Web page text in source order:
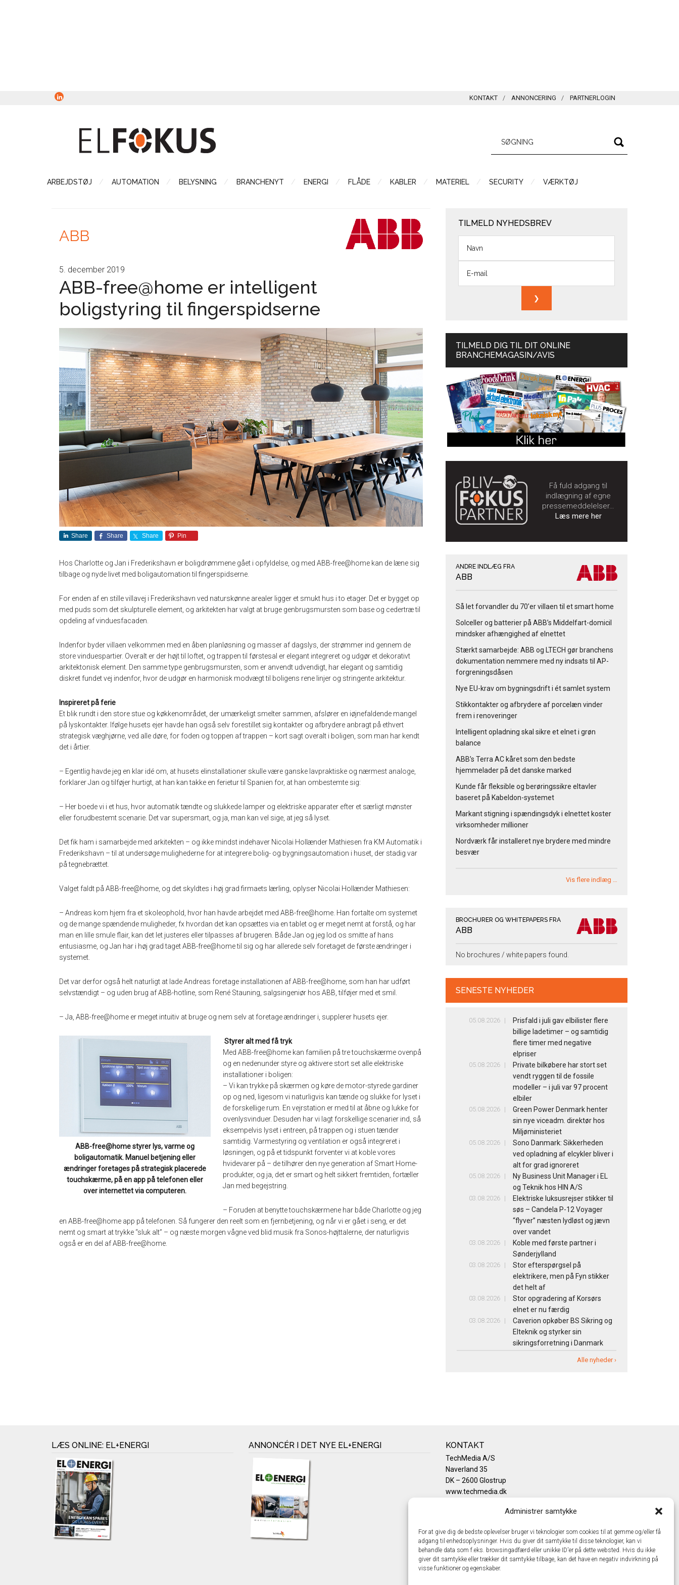
Administrer samtykke
For at give dig de bedste oplevelser bruger vi teknologier som cookies til at gemme og/eller få
adgang til enhedsoplysninger. Hvis du giver dit samtykke til disse teknologier, kan vi
behandle data som f.eks. browsingadfærd eller unikke ID'er på dette websted. Hvis du ikke
giver dit samtykke eller trækker dit samtykke tilbage, kan det have en negativ indvirkning på
visse funktioner og egenskaber.
KONTAKT ANNONCERING PARTNERLOGIN
ARBEJDSTØJ AUTOMATION BELYSNING BRANCHENYT ENERGI FLÅDE KABLER MATERIEL SECURITY VÆRKTØJ
ABB
5. december 2019
ABB-free@home er intelligent
boligstyring til fingerspidserne
Share Share Share Pin
Hos Charlotte og Jan i Frederikshavn er boligdrømmene gået i opfyldelse, og med ABB-free@home kan de læne sig
tilbage og nyde livet med boligautomation til fingerspidserne.
For enden af en stille villavej i Frederikshavn ved naturskønne arealer ligger et smukt hus i to etager. Det er bygget op
med puds som det skulpturelle element, og arkitekten har valgt at bruge genbrugsmursten som base og cedertræ til
opdeling af vinduesfacaden.
Indenfor byder villaen velkommen med en åben planløsning og masser af dagslys, der strømmer ind gennem de
store vinduespartier. Overalt er der højt til loftet, og trappen til førstesal er elegant integreret og udgør et dekorativt
arkitektonisk element. Den samme type genbrugsmursten, som er anvendt udvendigt, har elegant og samtidig
diskret fundet vej indenfor, hvor de udgør en harmonisk modvægt til boligens rene linjer og stringente arkitektur.
Inspireret på ferie
Et blik rundt i den store stue og køkkenområdet, der umærkeligt smelter sammen, afslører en iøjnefaldende mangel
på lyskontakter. Ifølge husets ejer havde han også selv forestillet sig kontakter og afbrydere anbragt på ethvert
strategisk væghjørne, ved alle døre, for foden og toppen af trappen – kort sagt overalt i boligen, som man har kendt
det i årtier.
– Egentlig havde jeg en klar idé om, at husets elinstallationer skulle være ganske lavpraktiske og nærmest analoge,
forklarer Jan og tilføjer hurtigt, at han kan takke en ferietur til Spanien for, at han ombestemte sig:
– Her boede vi i et hus, hvor automatik tændte og slukkede lamper og elektriske apparater efter et særligt mønster
eller forudbestemt scenarie. Det var supersmart, og ja, man kan vel sige, at jeg så lyset.
Det fik ham i samarbejde med arkitekten – og ikke mindst indehaver Nicolai Hollænder Mathiesen fra KM Automatik i
Frederikshavn – til at undersøge mulighederne for at integrere bolig- og bygningsautomation i huset, der stadig var
på tegnebrættet.
Valget faldt på ABB-free@home, og det skyldtes i høj grad firmaets lærling, oplyser Nicolai Hollænder Mathiesen:
– Andreas kom hjem fra et skoleophold, hvor han havde arbejdet med ABB-free@home. Han fortalte om systemet
og de mange spændende muligheder, fx hvordan det kan opsættes via en tablet og er meget nemt at forstå, og har
man en lille smule flair, kan det let justeres eller tilpasses af brugeren. Både Jan og jeg lod os smitte af hans
entusiasme, og Jan har i høj grad taget ABB-free@home til sig og har allerede selv foretaget de første ændringer i
systemet.
Det var derfor også helt naturligt at lade Andreas foretage installationen af ABB-free@home, som han har udført
selvstændigt – og uden brug af ABB-hotline, som René Stauning, salgsingeniør hos ABB, tilføjer med et smil.
– Ja, ABB-free@home er meget intuitiv at bruge og nem selv at foretage ændringer i, supplerer husets ejer.
ABB-free@home styrer lys, varme og
boligautomatik. Manuel betjening eller
ændringer foretages på strategisk placerede
touchskærme, på en app på telefonen eller
over internettet via computeren.
Styrer alt med få tryk
Med ABB-free@home kan familien på tre touchskærme ovenpå
og en nedenunder styre og aktivere stort set alle elektriske
installationer i boligen:
– Vi kan trykke på skærmen og køre de motor-styrede gardiner
op og ned, ligesom vi naturligvis kan tænde og slukke for lyset i
de forskellige rum. En vejrstation er med til at åbne og lukke for
ovenlysvinduer. Desuden har vi lagt forskellige scenarier ind, så
eksempelvis lyset i entreen, på trappen og i stuen tænder
samtidig. Varmestyring og ventilation er også integreret i
løsningen, og på et tidspunkt forventer vi at koble vores
hvidevarer på – de tilhører den nye generation af Smart Home-
produkter, og ja, det er smart og helt sikkert fremtiden, fortæller
Jan med begejstring.
– Foruden at benytte touchskærmene har både Charlotte og jeg
en ABB-free@home app på telefonen. Så fungerer den reelt som en fjernbetjening, og når vi er gået i seng, er det
nemt og smart at trykke “sluk alt” – og næste morgen vågne ved blid musik fra Sonos-højttalerne, der naturligvis
også er en del af ABB-free@home.
TILMELD NYHEDSBREV
TILMELD DIG TIL DIT ONLINE
BRANCHEMAGASIN/AVIS
Få fuld adgang til
indlægning af egne
pressemeddelelser…
Læs mere her
ANDRE INDLÆG FRA
ABB
Så let forvandler du 70’er villaen til et smart home
Solceller og batterier på ABB’s Middelfart-domicil
mindsker afhængighed af elnettet
Stærkt samarbejde: ABB og LTECH gør branchens
dokumentation nemmere med ny indsats til AP-
forgreningsdåsen
Nye EU-krav om bygningsdrift i ét samlet system
Stikkontakter og afbrydere af porcelæn vinder
frem i renoveringer
Intelligent opladning skal sikre et elnet i grøn
balance
ABB’s Terra AC kåret som den bedste
hjemmelader på det danske marked
Kunde får fleksible og berøringssikre eltavler
baseret på Kabeldon-systemet
Markant stigning i spændingsdyk i elnettet koster
virksomheder millioner
Nordværk får installeret nye brydere med mindre
besvær
Vis flere indlæg …
BROCHURER OG WHITEPAPERS FRA
ABB
No brochures / white papers found.
SENESTE NYHEDER
05.08.2026
Prisfald i juli gav elbilister flere
billige ladetimer – og samtidig
flere timer med negative
elpriser
05.08.2026
Private bilkøbere har stort set
vendt ryggen til de fossile
modeller – i juli var 97 procent
elbiler
05.08.2026
Green Power Denmark henter
sin nye viceadm. direktør hos
Miljøministeriet
05.08.2026
Sono Danmark: Sikkerheden
ved opladning af elcykler bliver i
alt for grad ignoreret
05.08.2026
Ny Business Unit Manager i EL
og Teknik hos HIN A/S
03.08.2026
Elektriske luksusrejser stikker til
søs – Candela P-12 Voyager
“flyver” næsten lydløst og jævn
over vandet
03.08.2026
Koble med første partner i
Sønderjylland
03.08.2026
Stor efterspørgsel på
elektrikere, men på Fyn stikker
det helt af
03.08.2026
Stor opgradering af Korsørs
elnet er nu færdig
03.08.2026
Caverion opkøber BS Sikring og
Elteknik og styrker sin
sikringsforretning i Danmark
Alle nyheder ›
LÆS ONLINE: EL+ENERGI ANNONCÉR I DET NYE EL+ENERGI KONTAKT
TechMedia A/S
Naverland 35
DK – 2600 Glostrup
www.techmedia.dk
info@techmedia.dk
Cookiepolitik